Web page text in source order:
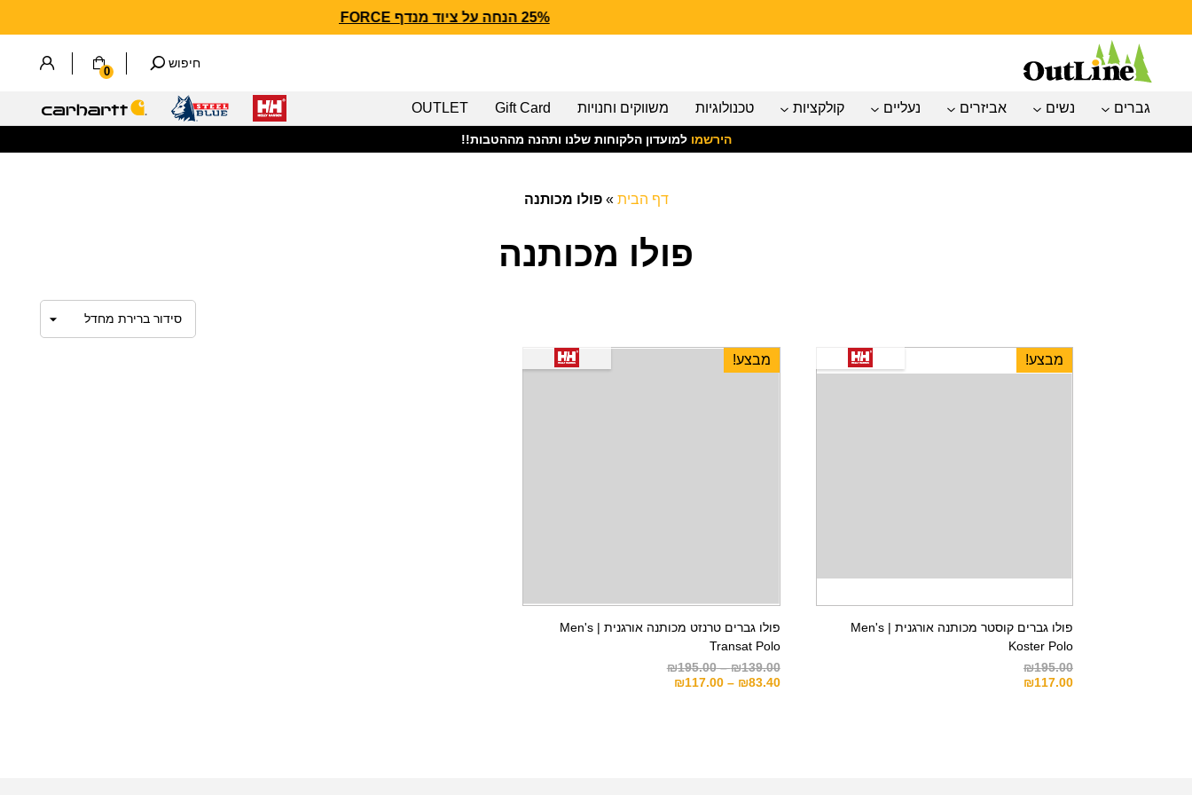
25% הנחה על ציוד מנדף CARHARTT FORCE
חיפוש
0
גברים נשים אביזרים נעליים קולקציות טכנולוגיות משווקים וחנויות Gift Card
OUTLET
הירשמו למועדון הלקוחות שלנו ותהנה מההטבות!!
דף הבית »פולו מכותנה
פולו מכותנה
מבצע!
פולו גברים קוסטר מכותנה אורגנית | Men's
Koster Polo
₪195.00
₪117.00
מבצע!
פולו גברים טרנזט מכותנה אורגנית | Men's
Transat Polo
₪139.00
–
₪195.00
₪83.40
–
₪117.00